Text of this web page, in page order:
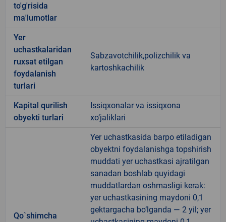
to'g'risida
ma'lumotlar
Yer
uchastkalaridan
ruxsat etilgan
foydalanish
turlari
Sabzavotchilik,polizchilik va
kartoshkachilik
Kapital qurilish
obyekti turlari
Issiqxonalar va issiqxona
xo‘jaliklari
Qo`shimcha
Yer uchastkasida barpo etiladigan
obyektni foydalanishga topshirish
muddati yer uchastkasi ajratilgan
sanadan boshlab quyidagi
muddatlardan oshmasligi kerak:
yer uchastkasining maydoni 0,1
gektargacha bo‘lganda — 2 yil; yer